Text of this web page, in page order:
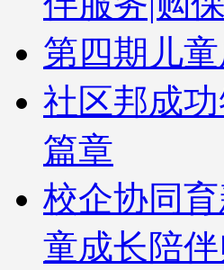
第四期儿
社区邦成
篇章
校企协同
童成长陪